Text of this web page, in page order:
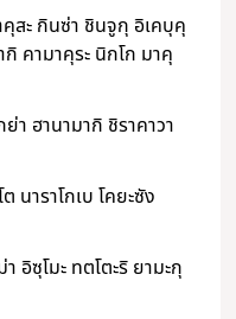
สะ กินซ่า ชินจูกุ อิเคบุคุ
กิ คามาคุระ นิกโก มาคุ
า ฮานามากิ ชิราคาวา
นาราโกเบ โคยะซัง
อิซุโมะ ทตโตะริ ยามะกุ